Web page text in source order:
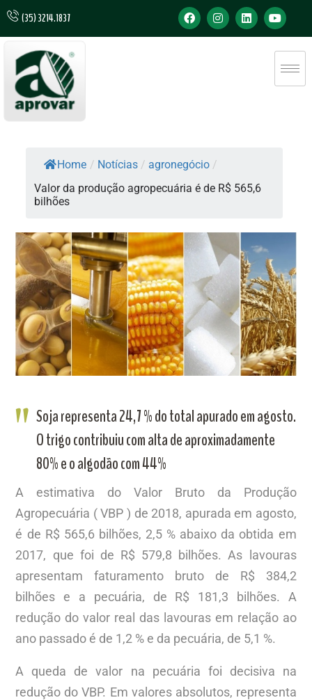
(35) 3214.1837
Home / Notícias / agronegócio /
Valor da produção agropecuária é de R$ 565,6
bilhões
Soja representa 24,7 % do total apurado em agosto.
O trigo contribuiu com alta de aproximadamente
80% e o algodão com 44%
A estimativa do Valor Bruto da Produção
Agropecuária ( VBP ) de 2018, apurada em agosto,
é de R$ 565,6 bilhões, 2,5 % abaixo da obtida em
2017, que foi de R$ 579,8 bilhões. As lavouras
apresentam faturamento bruto de R$ 384,2
bilhões e a pecuária, de R$ 181,3 bilhões. A
redução do valor real das lavouras em relação ao
ano passado é de 1,2 % e da pecuária, de 5,1 %.
A queda de valor na pecuária foi decisiva na
redução do VBP. Em valores absolutos, representa